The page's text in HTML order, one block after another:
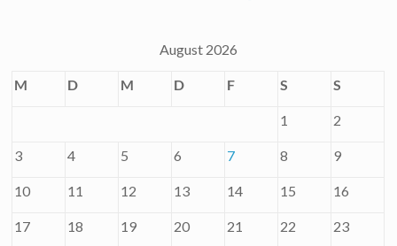
August 2026
M D M D F S S
1 2
3 4 5 6 7 8 9
10 11 12 13 14 15 16
17 18 19 20 21 22 23